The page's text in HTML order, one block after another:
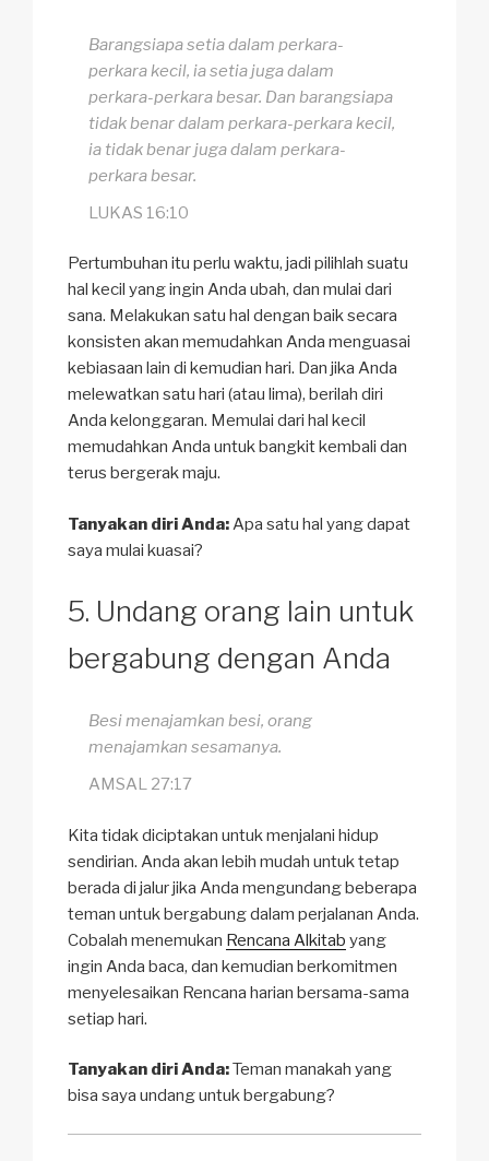
Barangsiapa setia dalam perkara-
perkara kecil, ia setia juga dalam
perkara-perkara besar. Dan barangsiapa
tidak benar dalam perkara-perkara kecil,
ia tidak benar juga dalam perkara-
perkara besar.
LUKAS 16:10
Pertumbuhan itu perlu waktu, jadi pilihlah suatu
hal kecil yang ingin Anda ubah, dan mulai dari
sana. Melakukan satu hal dengan baik secara
konsisten akan memudahkan Anda menguasai
kebiasaan lain di kemudian hari. Dan jika Anda
melewatkan satu hari (atau lima), berilah diri
Anda kelonggaran. Memulai dari hal kecil
memudahkan Anda untuk bangkit kembali dan
terus bergerak maju.
Tanyakan diri Anda:Apa satu hal yang dapat
saya mulai kuasai?
Undang orang lain untuk
bergabung dengan Anda
Besi menajamkan besi, orang
menajamkan sesamanya.
AMSAL 27:17
Kita tidak diciptakan untuk menjalani hidup
sendirian. Anda akan lebih mudah untuk tetap
berada di jalur jika Anda mengundang beberapa
teman untuk bergabung dalam perjalanan Anda.
Cobalah menemukan Rencana Alkitab yang
ingin Anda baca, dan kemudian berkomitmen
menyelesaikan Rencana harian bersama-sama
setiap hari.
Tanyakan diri Anda:Teman manakah yang
bisa saya undang untuk bergabung?